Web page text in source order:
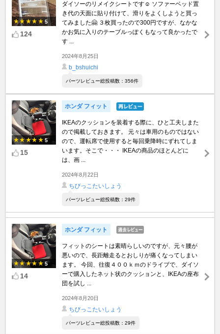
5
124
ダイソーのリメイクシートです☺️ ソファーベッド置
き代の天面に貼り付けて、滑りをよくしようと買っ
てみました🤗 ３枚買ったので300円ですが、なかな
かお気に入りのテーブルっぽくもなって良かったで
す ...
2024年8月25日
b_bshuichi
パーツレビュー総投稿数：356件
5
15
ホンダ フィット
IKEAのクッションを装着する際に、ひと工夫しまた
ので掲載しておきます。 元々は車用のものではない
ので、運転席で使用すると毎回乗降時にずれてしま
います。そこで・・・ IKEAの商品のほとんどに
は、画 ...
2024年8月22日
ちびっこたいしょう
パーツレビュー総投稿数：29件
5
14
ホンダ フィット
フィットのシートは素晴らしいのですが、元々腰が
悪いので、長距離走るとおしりが痛くなってしまい
ます。 今回、往復４００ｋｍのドライブで、ダイソ
ーで購入したネット状のクッションと、IKEAの座布
団を試し ...
2024年8月20日
ちびっこたいしょう
パーツレビュー総投稿数：29件